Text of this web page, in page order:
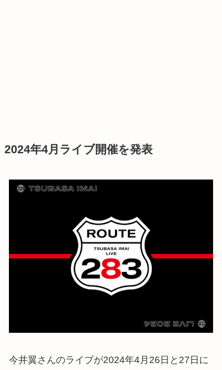
2024年4月ライブ開催を発表
今井翼さんのライブが2024年4月26日と27日に